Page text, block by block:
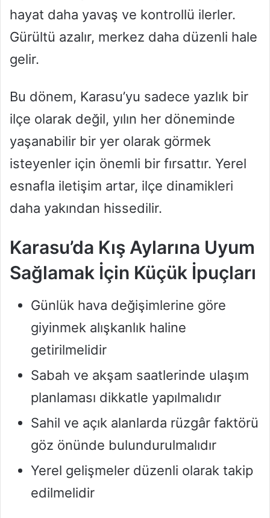
hayat daha yavaş ve kontrollü ilerler.
Gürültü azalır, merkez daha düzenli hale
gelir.
Bu dönem, Karasu’yu sadece yazlık bir
ilçe olarak değil, yılın her döneminde
yaşanabilir bir yer olarak görmek
isteyenler için önemli bir fırsattır. Yerel
esnafla iletişim artar, ilçe dinamikleri
daha yakından hissedilir.
Karasu’da Kış Aylarına Uyum
Sağlamak İçin Küçük İpuçları
Günlük hava değişimlerine göre
giyinmek alışkanlık haline
getirilmelidir
Sabah ve akşam saatlerinde ulaşım
planlaması dikkatle yapılmalıdır
Sahil ve açık alanlarda rüzgâr faktörü
göz önünde bulundurulmalıdır
Yerel gelişmeler düzenli olarak takip
edilmelidir